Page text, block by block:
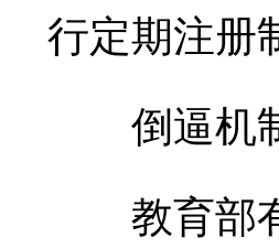
行定期注册
倒逼机
教育部有